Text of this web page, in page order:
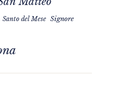
Santo del Mese Signore